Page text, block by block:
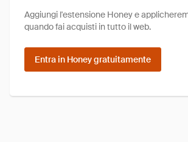
Aggiungi l'estensione Honey e
quando fai acquisti in tutto il web.
Entra in Honey gratuitamente